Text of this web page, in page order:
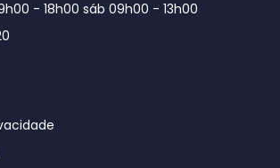
- 18h00 sáb 09h00 - 13h00